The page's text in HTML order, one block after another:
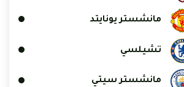
مانشستر يونايتد
تشيلسي
مانشستر سيتي